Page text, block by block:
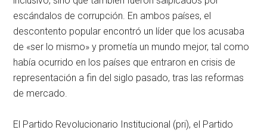
escándalos de corrupción. En ambos países, el
descontento popular encontró un líder que los acusaba
de «ser lo mismo» y prometía un mundo mejor, tal como
había ocurrido en los países que entraron en crisis de
representación a fin del siglo pasado, tras las reformas
de mercado.
El Partido Revolucionario Institucional (pri), el Partido